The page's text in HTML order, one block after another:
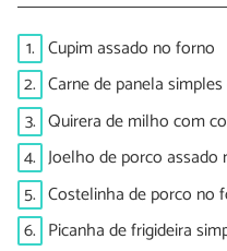
1. Cupim assado no forno
2. Carne de panela
3. Quirera de milho com
4. Joelho de porco assado
5. Costelinha de porco no
6. Picanha de frigideira